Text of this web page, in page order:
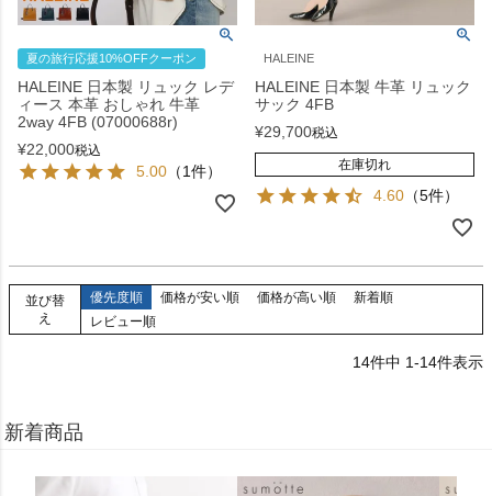
夏の旅行応援10%OFFクーポン
HALEINE 日本製 リュック レデ
ィース 本革 おしゃれ 牛革
2way 4FB (07000688r)
¥22,000税込
5.00 （1件）
HALEINE
HALEINE 日本製 牛革 リュック
サック 4FB
¥29,700税込
在庫切れ
4.60 （5件）
並び替
え
優先度順 価格が安い順 価格が高い順
新着順
レビュー順
14件中 1-14件表示
新着商品